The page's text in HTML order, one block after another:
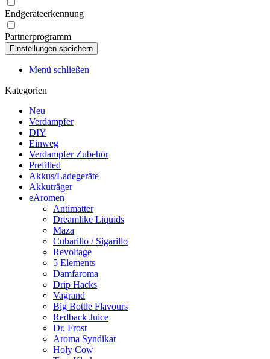
Endgeräteerkennung
Partnerprogramm
Menü schließen
Kategorien
Neu
Verdampfer
DIY
Einweg
Verdampfer Zubehör
Prefilled
Akkus/Ladegeräte
Akkuträger
eAromen
Antimatter
Dreamlike Liquids
Maza
Cubarillo / Sigarillo
Revoltage
5 Elements
Damfaroma
Drip Hacks
Vagrand
Big Bottle Flavours
Redback Juice
Dr. Frost
Aroma Syndikat
Holy Cow